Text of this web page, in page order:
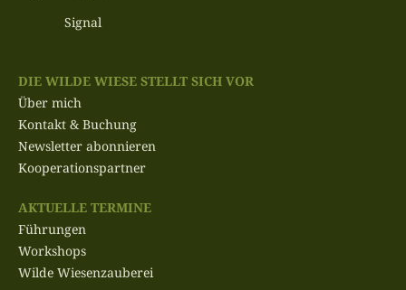
Signal
DIE WILDE WIESE STELLT SICH VOR
Über mich
Kontakt & Buchung
Newsletter abonnieren
Kooperationspartner
AKTUELLE TERMINE
Führungen
Workshops
Wilde Wiesenzauberei